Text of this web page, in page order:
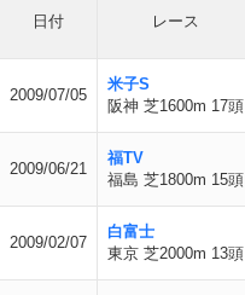
日付 レース
2009/07/05
米子S
阪神 芝1600m 17頭
2009/06/21
福TV
福島 芝1800m 15頭
2009/02/07
白富士
東京 芝2000m 13頭